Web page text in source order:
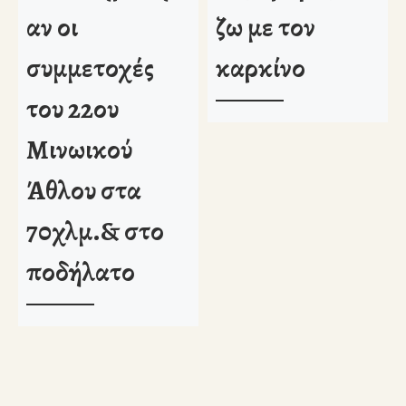
αν οι
συμμετοχές
του 22ου
Μινωικού
Άθλου στα
70χλμ.& στο
ποδήλατο
ζω με τον
καρκίνο